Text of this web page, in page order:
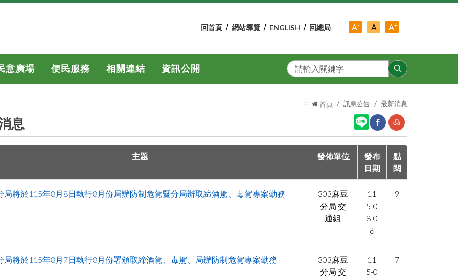
::: 回首頁 網站導覽 ENGLISH 回總局 A-
級
A中
A+
級
意廣場 便民服務 相關連結 資訊公開
搜
尋
::: 首頁 訊息公告 最新消息
息
網
站
友
善
印
主題 發佈單位
發布
日期
點
閱
局將於115年8月8日執行8月份局辦防制危駕暨分局辦取締酒駕、毒駕專案勤務
303麻豆
分局 交
通組
11
5-0
8-0
6
9
局將於115年8月7日執行8月份署頒取締酒駕、毒駕、局辦防制危駕專案勤務
303麻豆
分局 交
11
5-0
7